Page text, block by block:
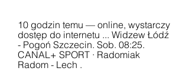
10 godzin temu — online, wystarczy
dostęp do internetu ... Widzew Łódź
- Pogoń Szczecin. Sob. 08:25.
CANAL+ SPORT · Radomiak
Radom - Lech .